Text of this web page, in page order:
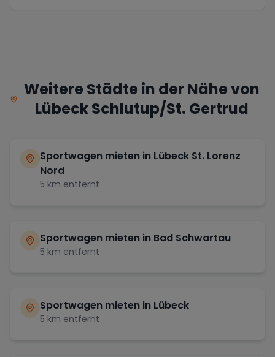
Weitere Städte in der Nähe von
Lübeck Schlutup/St. Gertrud
Sportwagen mieten in Lübeck St. Lorenz
Nord
5 km entfernt
Sportwagen mieten in Bad Schwartau
5 km entfernt
Sportwagen mieten in Lübeck
5 km entfernt